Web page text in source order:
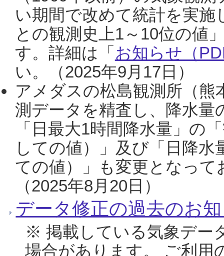
い期間で改めて統計を実
との観測史上1～10位の値
す。詳細は「 お知らせ（
い。（2025年9月17日）
アメダスの松島観測所（熊
測データを精査し、降水
「日最大1時間降水量」の
しての値）」及び「日降
ての値）」も変更となっ
（2025年8月20日）
データ修正の過去のお
※ 掲載している気象デー
場合があります。 ご利用